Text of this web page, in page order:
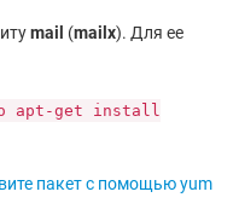
mail (mailx). Для ее
apt-get install
пакет с помощью yum